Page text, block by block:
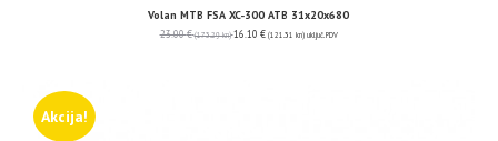
Volan MTB FSA XC-300 ATB 31x20x680
23.00€ (173.29 kn) 16.10 € (121.31 kn) uključ. PDV
Akcija!